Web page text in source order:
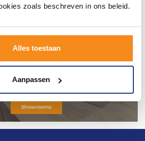
zoals beschreven in ons beleid.
Alles toestaan
Aanpassen